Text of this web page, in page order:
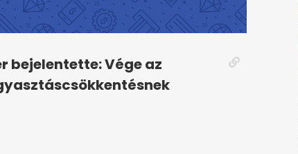
bejelentette: Vége az